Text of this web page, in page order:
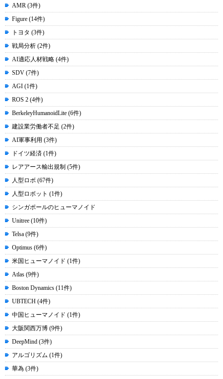
AMR (3件)
Figure (14件)
トヨタ (3件)
戦局分析 (2件)
AI適応人材戦略 (4件)
SDV (7件)
AGI (1件)
ROS 2 (4件)
BerkeleyHumanoidLite (6件)
建設業労働者不足 (2件)
AI軍事利用 (3件)
ドイツ経済 (1件)
レアアース輸出規制 (5件)
人型ロボ (67件)
人型ロボット (1件)
シンガポールのヒューマノイド
Unitree (10件)
Telsa (9件)
Optimus (6件)
米国ヒューマノイド (1件)
Atlas (9件)
Boston Dynamics (11件)
UBTECH (4件)
中国ヒューマノイド (1件)
大阪関西万博 (9件)
DeepMind (3件)
アルゴリズム (1件)
華為 (3件)